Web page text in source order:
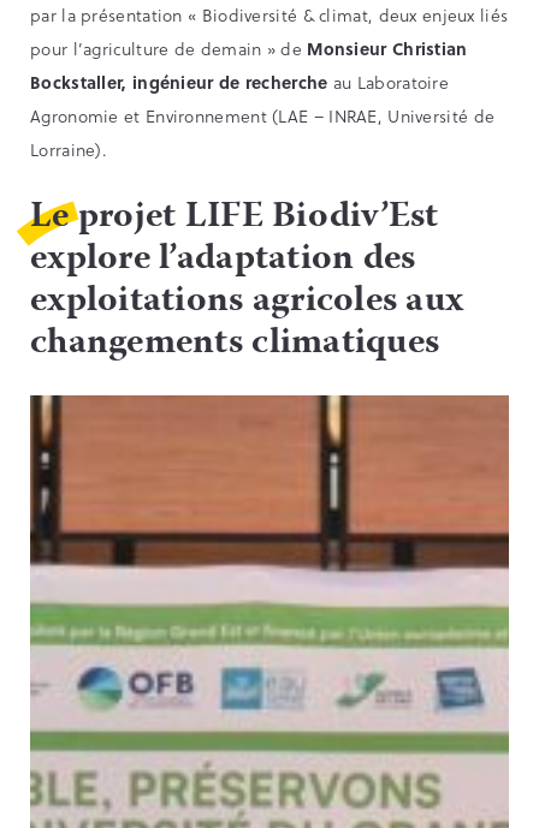
par la présentation « Biodiversité & climat, deux enjeux liés
pour l’agriculture de demain » de Monsieur Christian
Bockstaller, ingénieur de recherche au Laboratoire
Agronomie et Environnement (LAE – INRAE, Université de
Lorraine).
Le projet LIFE Biodiv’Est
explore l’adaptation des
exploitations agricoles aux
changements climatiques